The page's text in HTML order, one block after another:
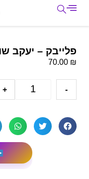
פלייבק – יעקב
70.00 ₪
-
+